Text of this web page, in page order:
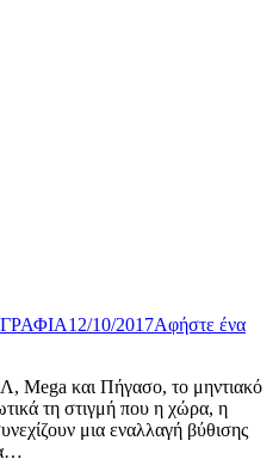
12/10/2017Αφήστε ένα
Mega και Πήγασο, το μηντιακό
τη στιγμή που η χώρα, η
μια εναλλαγή βύθισης